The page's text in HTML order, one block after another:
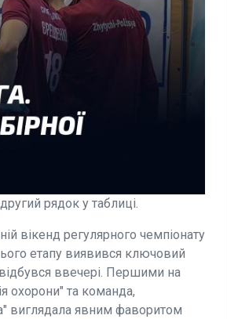
рядок у таблиці.
вікенд регулярного чемпіонату
етапу виявився ключовий
ввечері. Першими на
охорони" та команда,
виглядала явним фаворитом